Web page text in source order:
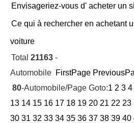
Envisageriez-vous d' acheter un
Ce qui à rechercher en achetant
voiture
Total 21163 -
Automobile FirstPage
80-Automobile/Page Goto:1 2 3 4
13 14 15 16 17 18 19 20 21 22 23
30 31 32 33 34 35 36 37 38 39 40